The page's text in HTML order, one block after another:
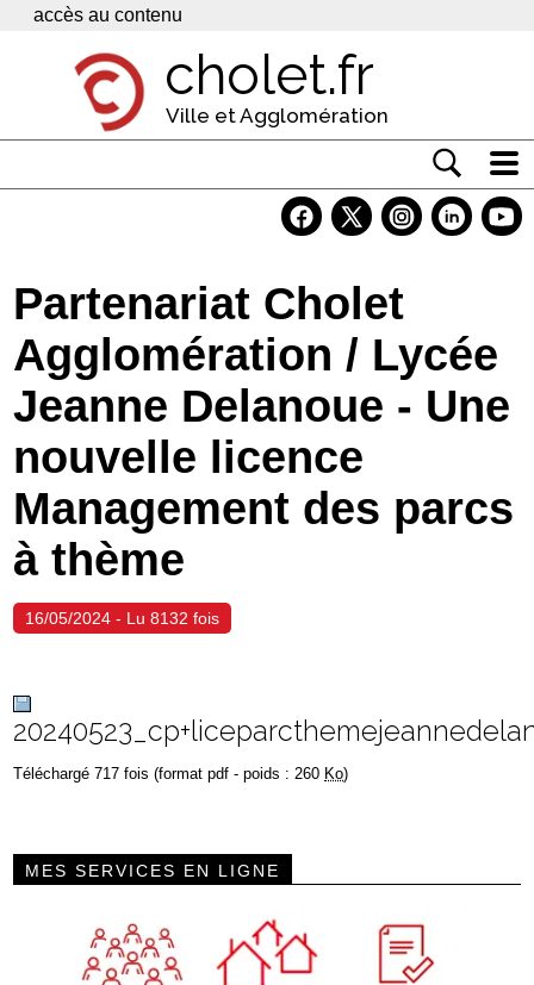
Panneau de gestion des cookies
accès au contenu
cholet.fr
Ville et Agglomération
Economie
Services
Contacts
Partenariat Cholet
Agglomération / Lycée
Jeanne Delanoue - Une
nouvelle licence
Management des parcs
à thème
16/05/2024 - Lu 8132 fois
Téléchargé 717 fois (format pdf - poids : 260 Ko)
MES SERVICES EN LIGNE